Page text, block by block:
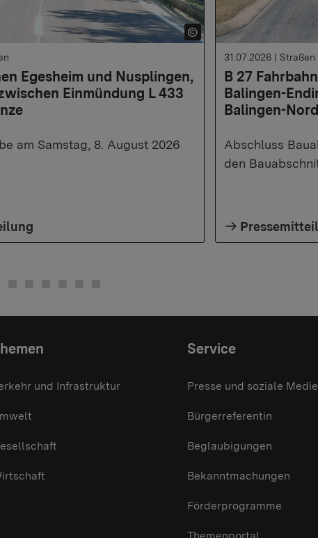
Egesheim und Nusplingen,
Einmündung L 433
am Samstag, 8. August 2026
B 27
Balingen-
Balingen-Nord
31.07.2026 | Straßen
Abschluss
den
und Infrastruktur
Service
Presse und soziale
Bürgerreferentin
Beglaubigungen
Bekanntmachungen
Förderprogramme
Themenportal